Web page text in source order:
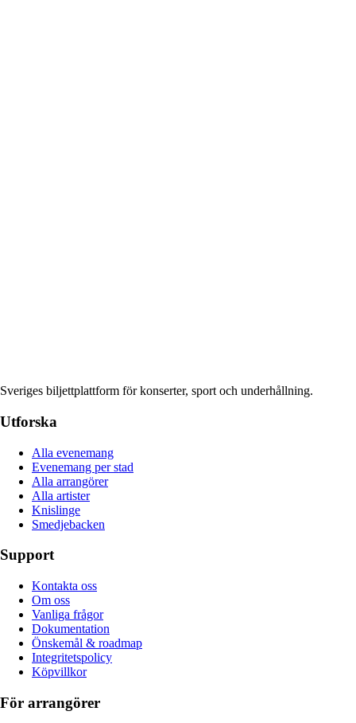
Sveriges biljettplattform för konserter, sport och underhållning.
Utforska
Alla evenemang
Evenemang per stad
Alla arrangörer
Alla artister
Knislinge
Smedjebacken
Support
Kontakta oss
Om oss
Vanliga frågor
Dokumentation
Önskemål & roadmap
Integritetspolicy
Köpvillkor
För arrangörer